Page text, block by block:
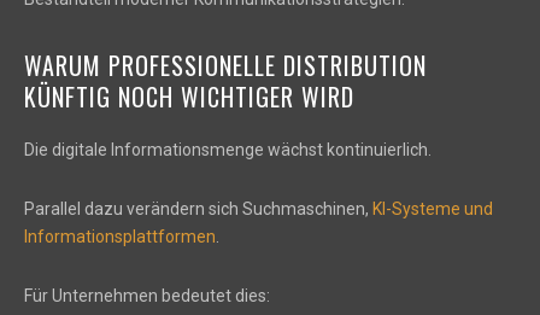
WARUM PROFESSIONELLE DISTRIBUTION
KÜNFTIG NOCH WICHTIGER WIRD
Die digitale Informationsmenge wächst kontinuierlich.
Parallel dazu verändern sich Suchmaschinen, KI-Systeme und
Informationsplattformen
Für Unternehmen bedeutet dies: